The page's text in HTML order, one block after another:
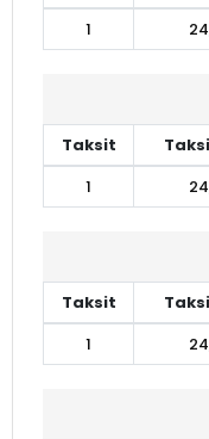
1
Taksit
1
Taksit
1